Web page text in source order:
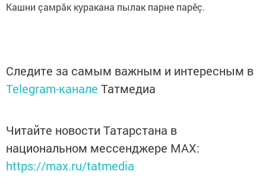
Кашни çамрӑк куракана пылак парне парĕç.
Следите за самым важным и интересным в
Telegram-канале Татмедиа
Читайте новости Татарстана в
национальном мессенджере MАХ:
https://max.ru/tatmedia